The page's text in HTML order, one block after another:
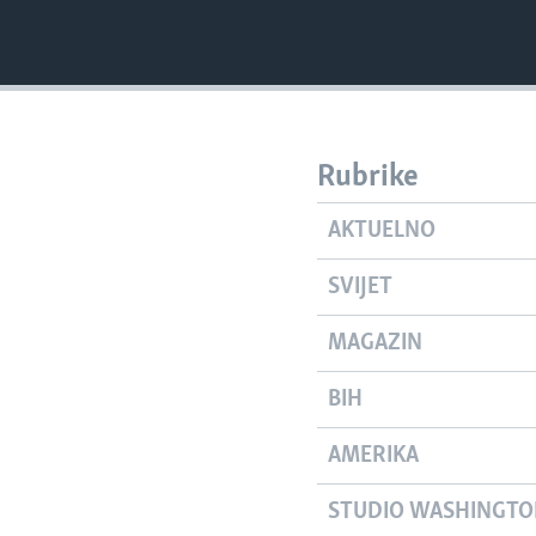
Rubrike
AKTUELNO
SVIJET
MAGAZIN
BIH
AMERIKA
STUDIO